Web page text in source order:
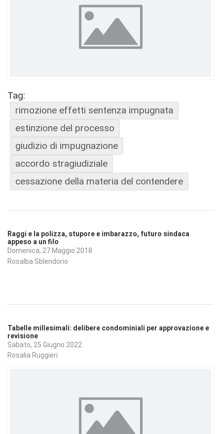
Tag:
rimozione effetti sentenza impugnata
estinzione del processo
giudizio di impugnazione
accordo stragiudiziale
cessazione della materia del contendere
Raggi e la polizza, stupore e imbarazzo, futuro sindaca
appeso a un filo
Domenica, 27 Maggio 2018
Rosalba Sblendorio
Tabelle millesimali: delibere condominiali per approvazione e
revisione
Sabato, 25 Giugno 2022
Rosalia Ruggieri